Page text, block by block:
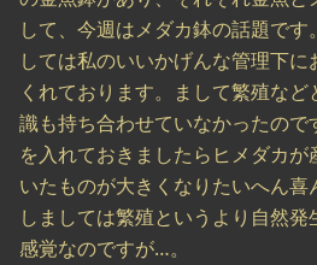
して、今週はメダカ鉢の話題です
しては私のいいかげんな管理下
くれております。まして繁殖な
識も持ち合わせていなかったので
を入れておきましたらヒメダカ
いたものが大きくなりたいへん喜
しましては繁殖というより自然
感覚なのですが…。